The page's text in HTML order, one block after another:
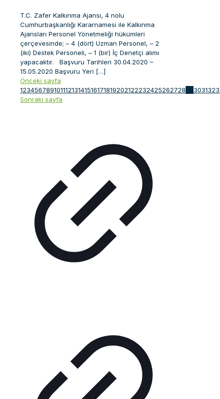
T.C. Zafer Kalkınma Ajansı, 4 nolu
Cumhurbaşkanlığı Kararnamesi ile Kalkınma
Ajansları Personel Yönetmeliği hükümleri
çerçevesinde; – 4 (dört) Uzman Personel, – 2
(iki) Destek Personeli, – 1 (bir) İç Denetçi alımı
yapacaktır. Başvuru Tarihleri 30.04.2020 –
15.05.2020 Başvuru Yeri […]
Önceki sayfa
12345678910111213141516171819202122232425262728 303132
Sonraki sayfa